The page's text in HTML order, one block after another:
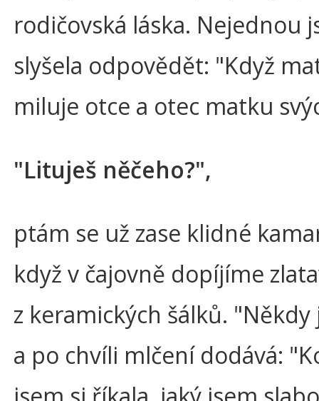
rodičovská láska. Nejednou
slyšela odpovědět: "Když
miluje otce a otec matku
"Lituješ něčeho?",
ptám se už zase klidné
když v čajovně dopíjíme
z keramických šálků. "Někdy
a po chvíli mlčení dodává: